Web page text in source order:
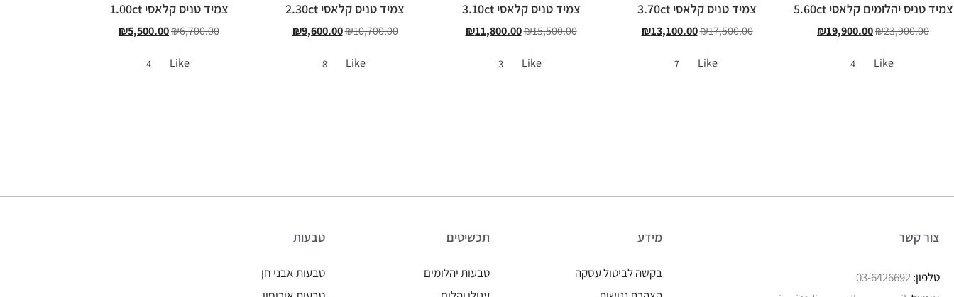
צמיד טניס יהלומים קלאסי 5.60ct
₪23,900.00
₪19,900.00
Like
4
צמיד טניס קלאסי 3.70ct
₪17,500.00
₪13,100.00
Like
7
צמיד טניס קלאסי 3.10ct
₪15,500.00
₪11,800.00
Like
3
צמיד טניס קלאסי 2.30ct
₪10,700.00
₪9,600.00
Like
8
צמיד טניס קלאסי 1.00ct
₪6,700.00
₪5,500.00
Like
4
צור קשר
טלפון:03-6426692
מידע
בקשה לביטול עסקה
תכשיטים
טבעות יהלומים
טבעות
טבעות אבני חן